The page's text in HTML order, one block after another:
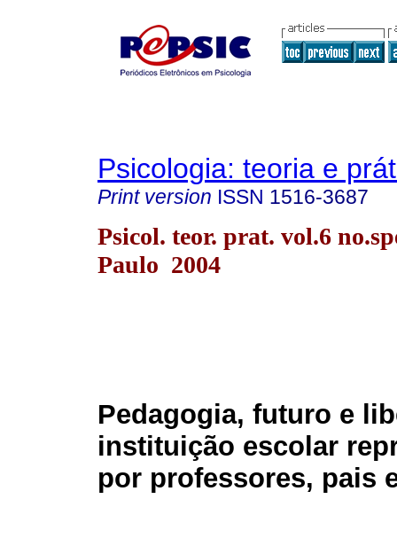
Psicologia: teoria e
Print version ISSN 1516-3687
Psicol. teor. prat. vol.6
Paulo 2004
Pedagogia, futuro e
instituição escolar
por professores, pais